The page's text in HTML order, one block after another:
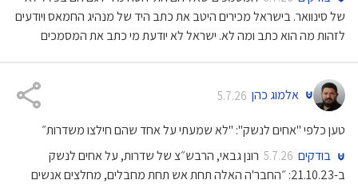
של סינוואר. בישראל מכירים היטב את כתב היד של מנהיג החמאס ויודעים
לזהות מה הוא כתב ומה לא. ישראל לא יודעת מי כתב את המסמכים
אלמוג כהן 5.7.26
טען כלפי "אחים לנשק": "לא שמעתי על אחד שהם חילצו משדרות״
בודקים 5.7.26 רונן גבאי, הרבש״צ של שדרות, על אחים לנשק
ב-21.10.23: ״החבר'ה האלה תחת אש תחת מחבלים, מחלצים אנשים